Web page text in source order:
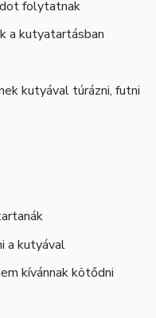
folytatnak
a kutyatartásban
kutyával túrázni, futni
a kutyával
kívánnak kötődni